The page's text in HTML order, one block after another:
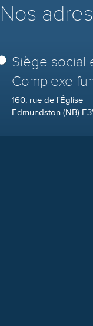
Nos
Siège social
Complexe
160, rue de l'Église
Edmundston (NB)